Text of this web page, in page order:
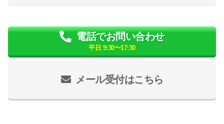
メール受付はこちら
電話でお問い合わせ
平日 9:30〜17:30